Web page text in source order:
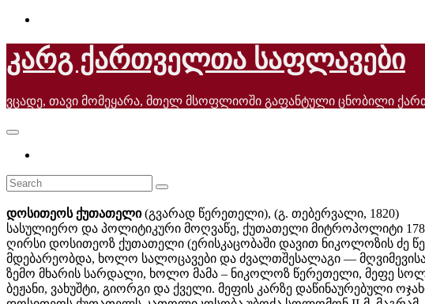
Skip
content
კარგ ქართველთა საფლავები
ვცადე, თავი მომეყარა, მთელ მსოფლიოში გაფანტული ცნობილი
დოსითეოს ქუთათელი(გვარად წერეთელი), (გ. თებერვალი, 1820)
სასულიერო და პოლიტიკური მოღვაწე, ქუთათელი მიტროპოლიტი
ღირსი დოსითეოზ ქუთათელი (ერისკაცობაში დავით ნიკოლოზის ძე
მდებარეობდა, ხოლო სალოცავები და ძვალთშესალაგი — მღვიმევისა
ზემო მხარის სარდალი, ხოლო მამა – ნიკოლოზ წერეთელი, მეფე
ბეჟანი, ვახუშტი, გიორგი და ქველი. მეფის კარზე დაწინაურებული